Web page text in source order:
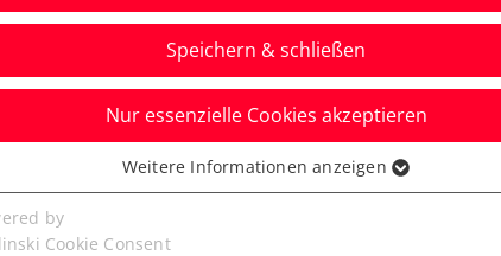
Tagger nimmt Top-
Speichern & schließen
Nur essenzielle Cookies akzeptieren
Cookies werden für grundlegende Funktionen der
benötigt. Dadurch ist gewährleistet, dass die Webseite
Weitere Informationen anzeigen
by
Cookie Consent